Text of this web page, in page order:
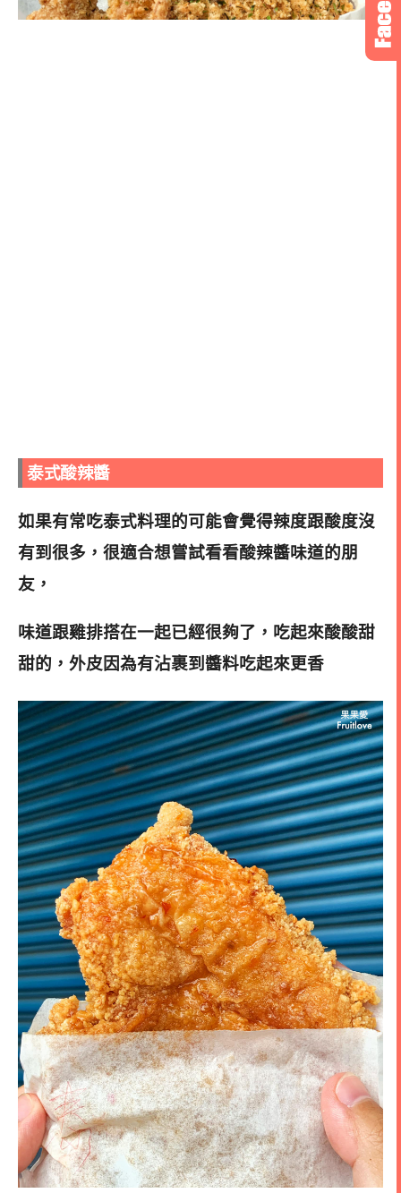
泰式酸辣醬
如果有常吃泰式料理的可能會覺得辣度跟酸度沒
有到很多，很適合想嘗試看看酸辣醬味道的朋
友，
味道跟雞排搭在一起已經很夠了，吃起來酸酸甜
甜的，外皮因為有沾裹到醬料吃起來更香